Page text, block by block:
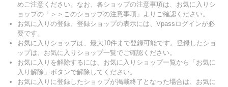
めご注意ください。なお、各ショップの注意事項は、お気に入りシ
ョップの「＞＞このショップの注意事項」よりご確認ください。
お気に入りの登録、登録ショップの表示には、Vpassログインが必
要です。
お気に入りショップは、最大10件まで登録可能です。登録したショ
ップは、お気に入りショップ一覧でご確認ください。
お気に入りを解除するには、お気に入りショップ一覧から「お気に
入り解除」ボタンで解除してください。
お気に入りに登録したショップが掲載終了となった場合は、お気に